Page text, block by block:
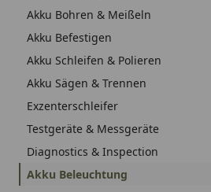
Akku Bohren & Meißeln
Akku Befestigen
Akku Schleifen & Polieren
Akku Sägen & Trennen
Exzenterschleifer
Testgeräte & Messgeräte
Diagnostics & Inspection
Akku Beleuchtung